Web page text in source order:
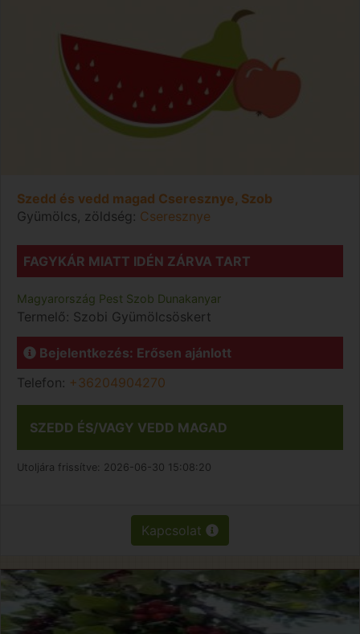
Szedd és vedd magad Cseresznye, Szob
Gyümölcs, zöldség: Cseresznye
FAGYKÁR MIATT IDÉN ZÁRVA TART
Magyarország Pest Szob Dunakanyar
Termelő: Szobi Gyümölcsöskert
Bejelentkezés: Erősen ajánlott
Telefon: +36204904270
SZEDD ÉS/VAGY VEDD MAGAD
Utoljára frissítve: 2026-06-30 15:08:20
Kapcsolat